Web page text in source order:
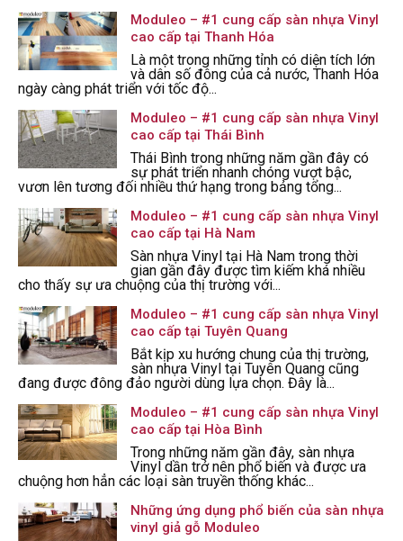
Moduleo – #1 cung cấp sàn nhựa Vinyl
cao cấp tại Thanh Hóa
Là một trong những tỉnh có diện tích lớn
và dân số đông của cả nước, Thanh Hóa
ngày càng phát triển với tốc độ...
Moduleo – #1 cung cấp sàn nhựa Vinyl
cao cấp tại Thái Bình
Thái Bình trong những năm gần đây có
sự phát triển nhanh chóng vượt bậc,
vươn lên tương đối nhiều thứ hạng trong bảng tổng...
Moduleo – #1 cung cấp sàn nhựa Vinyl
cao cấp tại Hà Nam
Sàn nhựa Vinyl tại Hà Nam trong thời
gian gần đây được tìm kiếm khá nhiều
cho thấy sự ưa chuộng của thị trường với...
Moduleo – #1 cung cấp sàn nhựa Vinyl
cao cấp tại Tuyên Quang
Bắt kịp xu hướng chung của thị trường,
sàn nhựa Vinyl tại Tuyên Quang cũng
đang được đông đảo người dùng lựa chọn. Đây là...
Moduleo – #1 cung cấp sàn nhựa Vinyl
cao cấp tại Hòa Bình
Trong những năm gần đây, sàn nhựa
Vinyl dần trở nên phổ biến và được ưa
chuộng hơn hẳn các loại sàn truyền thống khác...
Những ứng dụng phổ biến của sàn nhựa
vinyl giả gỗ Moduleo